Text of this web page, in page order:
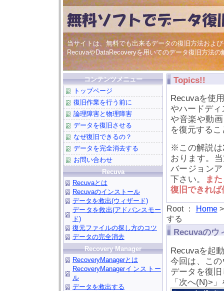
当サイトは、無料でも出来るデータの復旧方法およ
RecuvaやDataRecoveryを用いてのデータ復旧方法の
Topics!!
Recuvaを使
やハードデ
や音楽や動
を復元する
※この解説は
おります。
バージョン
下さい。
ま
復旧できれ
Root ： Home
する
Recuvaのウ
Recuvaを起
今回は、こ
データを復
「次へ(N)>
コンテンツメニュー
トップページ
復旧作業を行う前に
論理障害と物理障害
データを復旧させる
なぜ復旧できるの？
データを完全消去する
お問い合わせ
Recuva
Recuvaとは
Recuvaのインストール
データを救出(ウィザード)
データを救出(アドバンスモー
ド)
復元ファイルの探し方のコツ
データの完全消去
Recovery Manager
RecoveryManagerとは
RecoveryManagerインストー
ル
データを救出する